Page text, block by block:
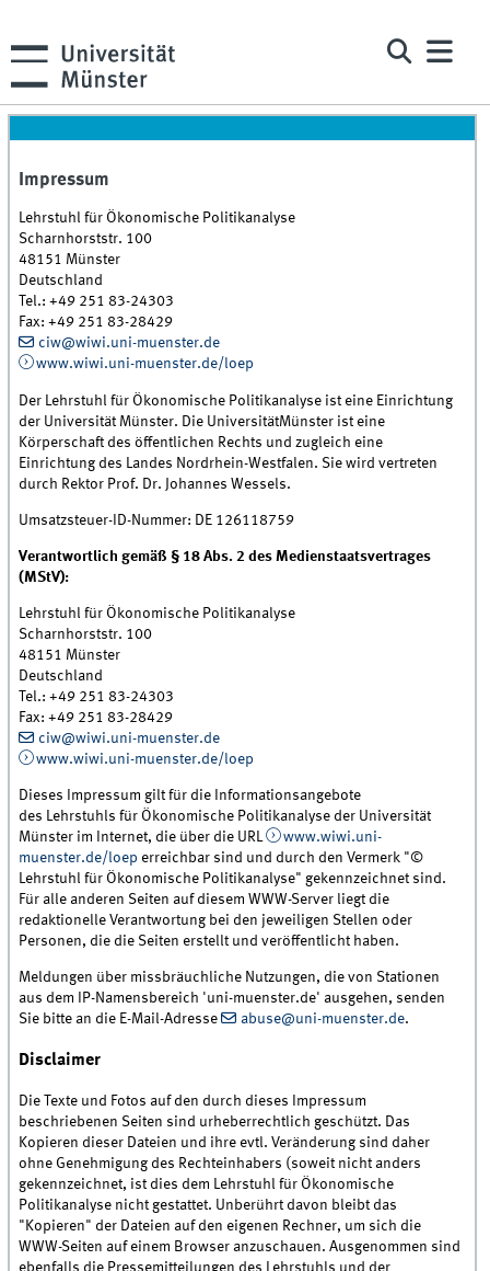
Impressum
Lehrstuhl für Ökonomische Politikanalyse
Scharnhorststr. 100
48151 Münster
Deutschland
Tel.: +49 251 83-24303
Fax: +49 251 83-28429
ciw@wiwi.uni-muenster.de
www.wiwi.uni-muenster.de/loep
Der Lehrstuhl für Ökonomische Politikanalyse ist eine Einrichtung
der Universität Münster. Die UniversitätMünster ist eine
Körperschaft des öffentlichen Rechts und zugleich eine
Einrichtung des Landes Nordrhein-Westfalen. Sie wird vertreten
durch Rektor Prof. Dr. Johannes Wessels.
Umsatzsteuer-ID-Nummer: DE 126118759
Verantwortlich gemäß § 18 Abs. 2 des Medienstaatsvertrages
(MStV):
Lehrstuhl für Ökonomische Politikanalyse
Scharnhorststr. 100
48151 Münster
Deutschland
Tel.: +49 251 83-24303
Fax: +49 251 83-28429
ciw@wiwi.uni-muenster.de
www.wiwi.uni-muenster.de/loep
Dieses Impressum gilt für die Informationsangebote
des Lehrstuhls für Ökonomische Politikanalyse der Universität
Münster im Internet, die über die URL
www.wiwi.uni-
muenster.de/loep erreichbar sind und durch den Vermerk "©
Lehrstuhl für Ökonomische Politikanalyse" gekennzeichnet sind.
Für alle anderen Seiten auf diesem WWW-Server liegt die
redaktionelle Verantwortung bei den jeweiligen Stellen oder
Personen, die die Seiten erstellt und veröffentlicht haben.
Meldungen über missbräuchliche Nutzungen, die von Stationen
aus dem IP-Namensbereich 'uni-muenster.de' ausgehen, senden
Sie bitte an die E-Mail-Adresse
abuse@uni-muenster.de.
Disclaimer
Die Texte und Fotos auf den durch dieses Impressum
beschriebenen Seiten sind urheberrechtlich geschützt. Das
Kopieren dieser Dateien und ihre evtl. Veränderung sind daher
ohne Genehmigung des Rechteinhabers (soweit nicht anders
gekennzeichnet, ist dies dem Lehrstuhl für Ökonomische
Politikanalyse nicht gestattet. Unberührt davon bleibt das
"Kopieren" der Dateien auf den eigenen Rechner, um sich die
WWW-Seiten auf einem Browser anzuschauen. Ausgenommen sind
ebenfalls die Pressemitteilungen des Lehrstuhls und der